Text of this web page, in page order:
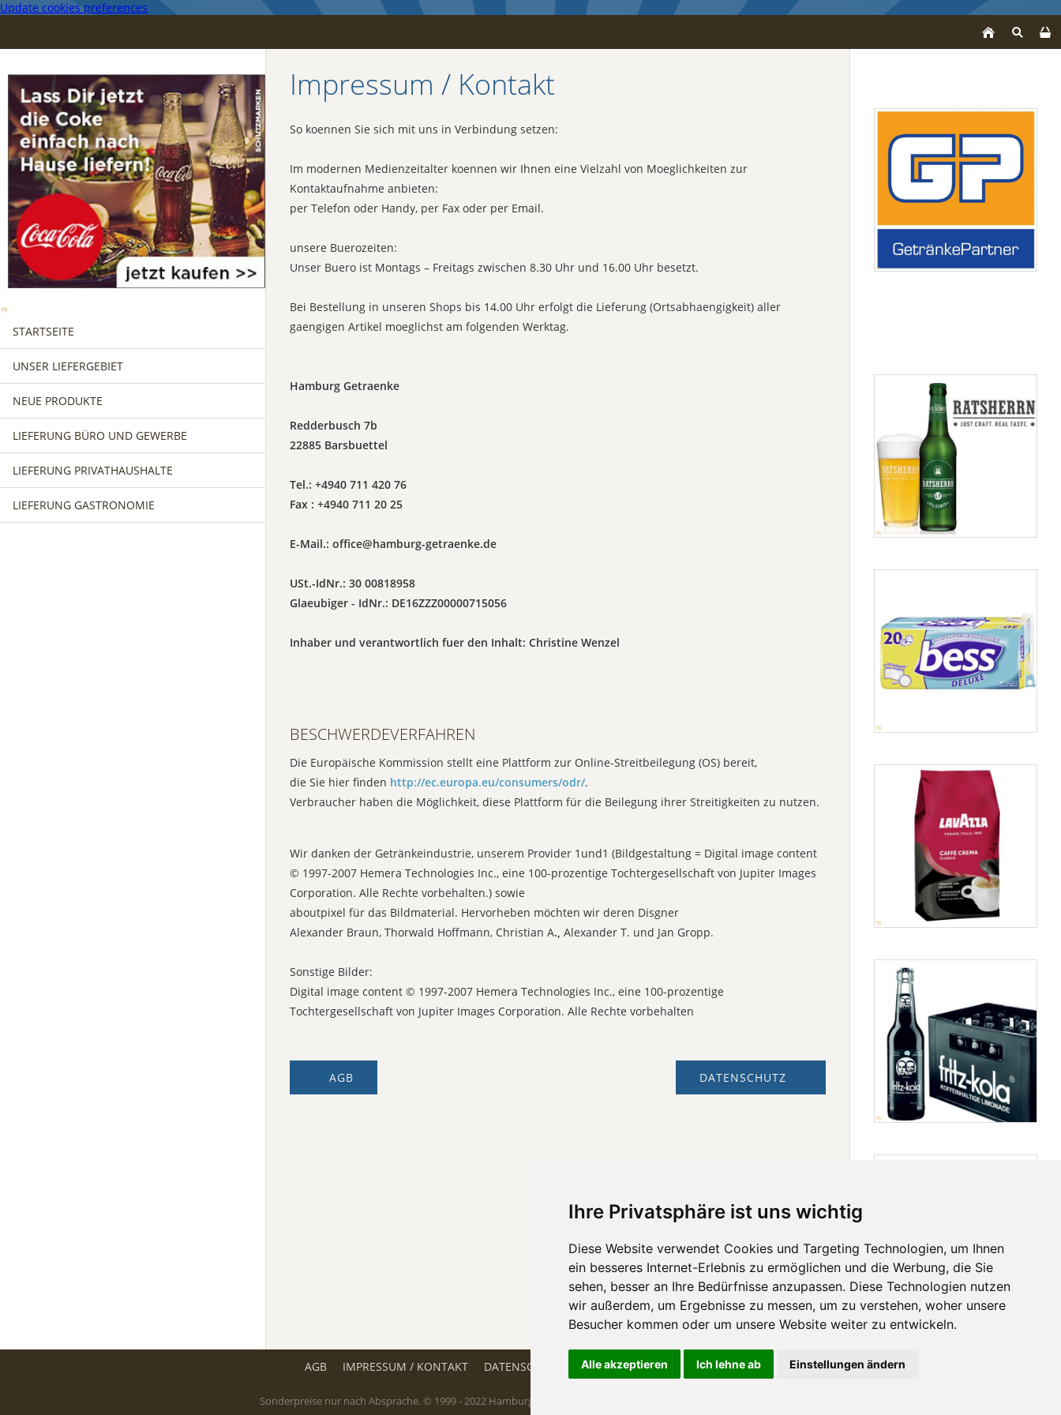
Ihre Privatsphäre ist uns wichtig
Diese Website verwendet Cookies und Targeting Technologien, um Ihnen
ein besseres Internet-Erlebnis zu ermöglichen und die Werbung, die Sie
sehen, besser an Ihre Bedürfnisse anzupassen. Diese Technologien nutzen
wir außerdem, um Ergebnisse zu messen, um zu verstehen, woher unsere
Besucher kommen oder um unsere Website weiter zu entwickeln.
Alle akzeptieren Ich lehne ab Einstellungen ändern
Update cookies preferences
STARTSEITE
UNSER LIEFERGEBIET
NEUE PRODUKTE
LIEFERUNG BÜRO UND GEWERBE
LIEFERUNG PRIVATHAUSHALTE
LIEFERUNG GASTRONOMIE
Impressum / Kontakt
So koennen Sie sich mit uns in Verbindung setzen:
Im modernen Medienzeitalter koennen wir Ihnen eine Vielzahl von Moeglichkeiten zur
Kontaktaufnahme anbieten:
per Telefon oder Handy, per Fax oder per Email.
unsere Buerozeiten:
Unser Buero ist Montags – Freitags zwischen 8.30 Uhr und 16.00 Uhr besetzt.
Bei Bestellung in unseren Shops bis 14.00 Uhr erfolgt die Lieferung (Ortsabhaengigkeit) aller
gaengigen Artikel moeglichst am folgenden Werktag.
Hamburg Getraenke
Redderbusch 7b
22885 Barsbuettel
Tel.: +4940 711 420 76
Fax : +4940 711 20 25
E-Mail.: office@hamburg-getraenke.de
USt.-IdNr.: 30 00818958
Glaeubiger - IdNr.: DE16ZZZ00000715056
Inhaber und verantwortlich fuer den Inhalt: Christine Wenzel
BESCHWERDEVERFAHREN
Die Europäische Kommission stellt eine Plattform zur Online-Streitbeilegung (OS) bereit,
die Sie hier finden http://ec.europa.eu/consumers/odr/.
Verbraucher haben die Möglichkeit, diese Plattform für die Beilegung ihrer Streitigkeiten zu nutzen.
Wir danken der Getränkeindustrie, unserem Provider 1und1 (Bildgestaltung = Digital image content
© 1997-2007 Hemera Technologies Inc., eine 100-prozentige Tochtergesellschaft von Jupiter Images
Corporation. Alle Rechte vorbehalten.) sowie
aboutpixel für das Bildmaterial. Hervorheben möchten wir deren Disgner
Alexander Braun, Thorwald Hoffmann, Christian A., Alexander T. und Jan Gropp.
Sonstige Bilder:
Digital image content © 1997-2007 Hemera Technologies Inc., eine 100-prozentige
Tochtergesellschaft von Jupiter Images Corporation. Alle Rechte vorbehalten
AGB DATENSCHUTZ
AGB IMPRESSUM / KONTAKT DATENSCHUTZ SITEMAP VERSAND KONTAKT
Sonderpreise nur nach Absprache. © 1999 - 2022 Hamburg Getränke, Inh. Christine Wenzel. Alle Rechte vorbehalten.